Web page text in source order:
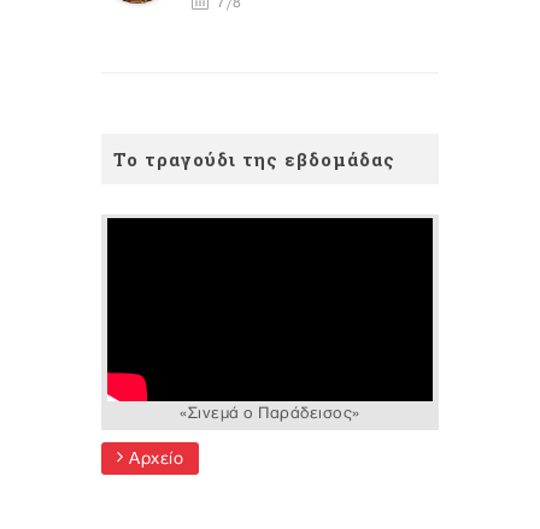
7/8
Το τραγούδι της εβδομάδας
«Σινεμά ο Παράδεισος»
Αρχείο